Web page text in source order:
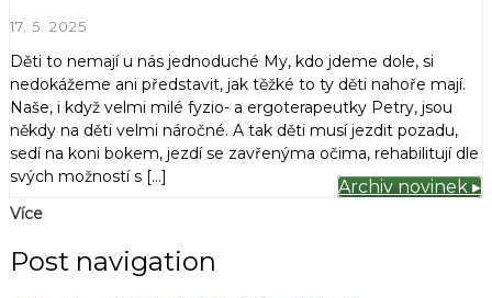
17. 5. 2025
Děti to nemají u nás jednoduché My, kdo jdeme dole, si
nedokážeme ani představit, jak těžké to ty děti nahoře mají.
Naše, i když velmi milé fyzio- a ergoterapeutky Petry, jsou
někdy na děti velmi náročné. A tak děti musí jezdit pozadu,
sedí na koni bokem, jezdí se zavřenýma očima, rehabilitují dle
svých možností s […]
Více
Post navigation
Archiv novinek ▸